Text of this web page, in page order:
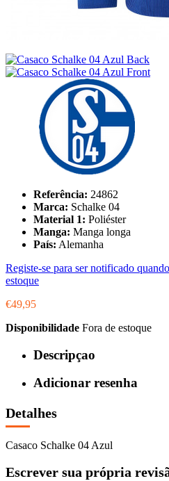
Referência: 24862
Marca: Schalke 04
Material 1: Poliéster
Manga: Manga longa
País: Alemanha
Registe-se para ser notificado
estoque
€49,95
Disponibilidade Fora de estoque
Descripçao
Adicionar resenha
Detalhes
Casaco Schalke 04 Azul
Escrever sua própria